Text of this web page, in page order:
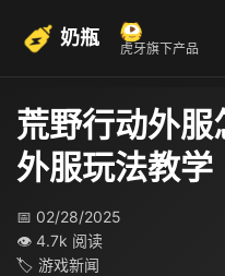
奶瓶 虎牙旗下产品
荒野行动外服
外服玩法教学
📅 02/28/2025
👁 4.7k 阅读
🏷 游戏新闻